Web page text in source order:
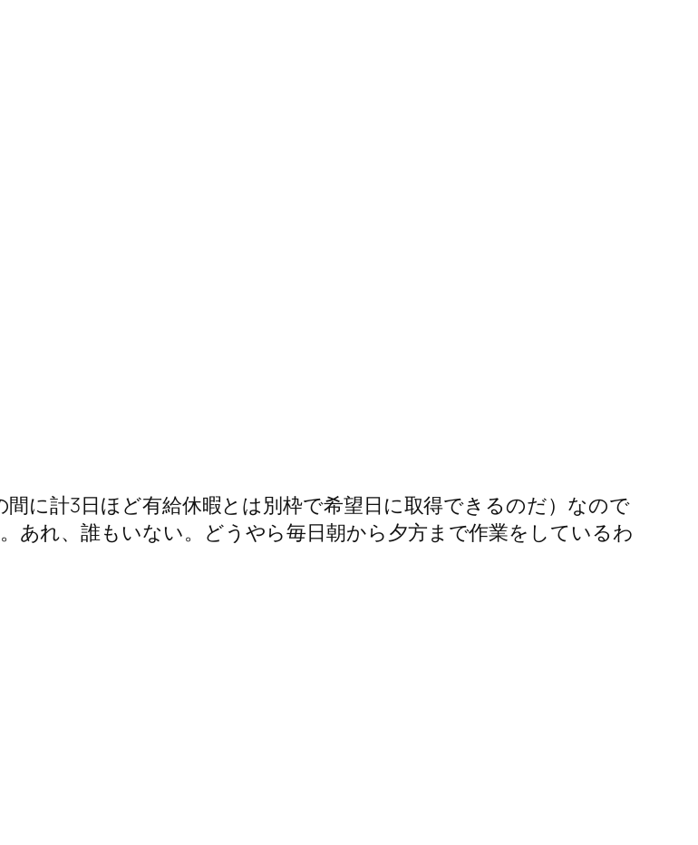
に計3日ほど有給休暇とは別枠で希望日に取得できるのだ）なので
あれ、誰もいない。どうやら毎日朝から夕方まで作業をしているわ